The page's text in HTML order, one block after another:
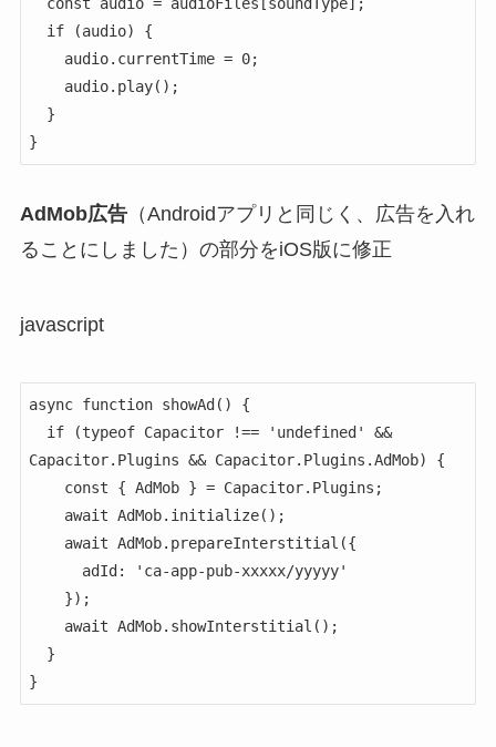
}
AdMob広告（Androidアプリと同じく、広告を入れ
ることにしました）の部分をiOS版に修正
javascript
async function showAd() {
Capacitor.Plugins && Capacitor.Plugins.AdMob) {
}